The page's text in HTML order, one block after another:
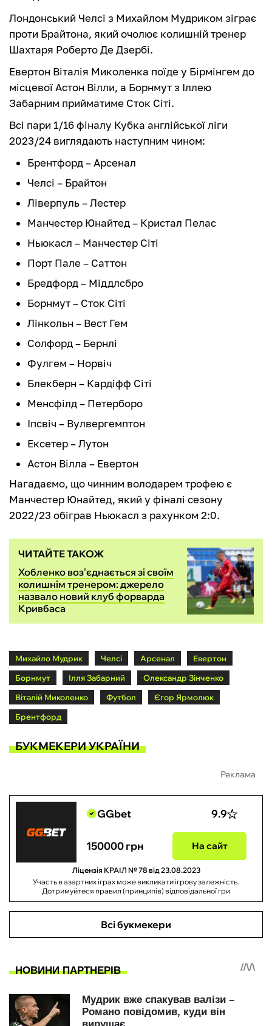
Лондонський Челсі з Михайлом Мудриком зіграє
проти Брайтона, який очолює колишній тренер
Шахтаря Роберто Де Дзербі.
Евертон Віталія Миколенка поїде у Бірмінгем до
місцевої Астон Вілли, а Борнмут з Іллею
Забарним прийматиме Сток Сіті.
Всі пари 1/16 фіналу Кубка англійської ліги
2023/24 виглядають наступним чином:
Брентфорд – Арсенал
Челсі – Брайтон
Ліверпуль – Лестер
Манчестер Юнайтед – Кристал Пелас
Ньюкасл – Манчестер Сіті
Порт Пале – Саттон
Бредфорд – Міддлсбро
Борнмут – Сток Сіті
Лінкольн – Вест Гем
Солфорд – Бернлі
Фулгем – Норвіч
Блекберн – Кардіфф Сіті
Менсфілд – Петерборо
Іпсвіч – Вулвергемптон
Ексетер – Лутон
Астон Вілла – Евертон
Нагадаємо, що чинним володарем трофею є
Манчестер Юнайтед, який у фіналі сезону
2022/23 обіграв Ньюкасл з рахунком 2:0.
ЧИТАЙТЕ ТАКОЖ
Хобленко воз'єднається зі своїм
колишнім тренером: джерело
назвало новий клуб форварда
Кривбаса
Михайло Мудрик Челсі Арсенал
Евертон
Борнмут
Ілля Забарний
Олександр Зінченко
Віталій Миколенко
Футбол
Єгор Ярмолюк
Брентфорд
БУКМЕКЕРИ УКРАЇНИ
Реклама
GGbet 9.9
150000 грн На сайт
Ліцензія КРАІЛ № 78 від 23.08.2023
Участь в азартних іграх може викликати ігрову залежність.
Дотримуйтеся правил (принципів) відповідальної гри
Всі букмекери